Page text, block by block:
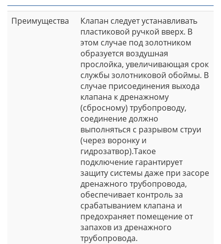
Преимущества
Клапан следует устанавливать
пластиковой ручкой вверх. В
этом случае под золотником
образуется воздушная
прослойка, увеличивающая срок
службы золотниковой обоймы. В
случае присоединения выхода
клапана к дренажному
(сбросному) трубопроводу,
соединение должно
выполняться с разрывом струи
(через воронку и
гидрозатвор).Такое
подключение гарантирует
защиту системы даже при засоре
дренажного трубопровода,
обеспечивает контроль за
срабатыванием клапана и
предохраняет помещение от
запахов из дренажного
трубопровода.